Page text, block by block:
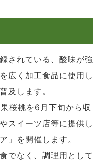
されている、酸味が強
広く加工食品に使用し
及します。
桜桃を6月下旬から収
スイーツ店等に提供し
」を開催します。
でなく、調理用として